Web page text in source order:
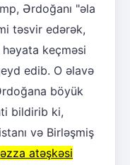
Ərdoğanı "əla
təsvir edərək,
həyata keçməsi
edib. O əlavə
böyük
bildirib ki,
və Birləşmiş
atəşkəsi